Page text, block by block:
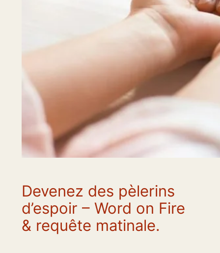
Devenez des pèlerins
d’espoir – Word on Fire
& requête matinale.